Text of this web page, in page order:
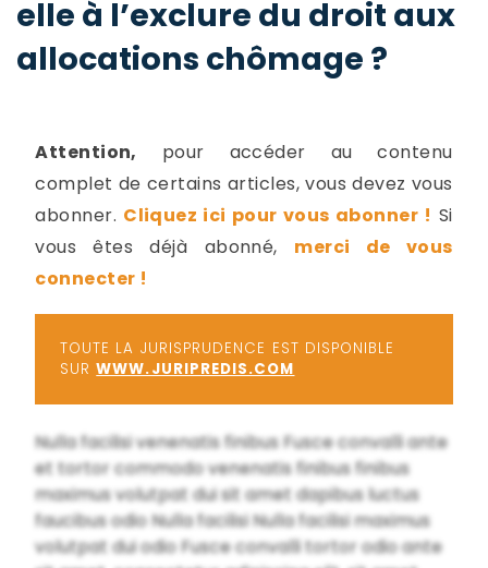
elle à l’exclure du droit aux
allocations chômage ?
Attention, pour accéder au contenu
complet de certains articles, vous devez vous
abonner. Cliquez ici pour vous abonner ! Si
vous êtes déjà abonné, merci de vous
connecter !
TOUTE LA JURISPRUDENCE EST DISPONIBLE
SURWWW.JURIPREDIS.COM
Nulla facilisi venenatis finibus Fusce convalli ante
et tortor commodo venenatis finibus finibus
maximus volutpat dui sit amet dapibus luctus
faucibus odio Nulla facilisi Nulla facilisi maximus
volutpat dui odio Fusce convalli tortor odio ante